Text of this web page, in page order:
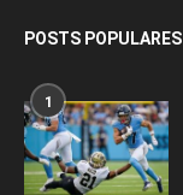
POSTS POPULARES
1